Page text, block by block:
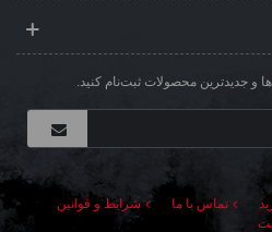
و جدیدترین محصولات ثبت‌نام کنید.
تماس با ما
شرایط و قوانین